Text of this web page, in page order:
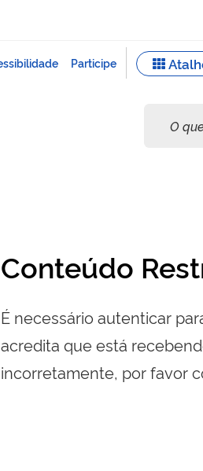
Conteúdo
É necessário autenticar
acredita que está
incorretamente, por favor